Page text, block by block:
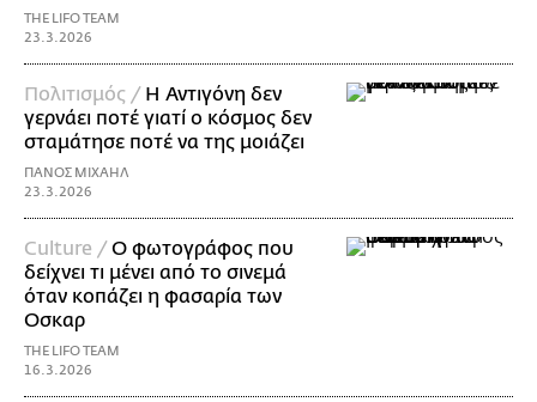
THE LIFO TEAM
23.3.2026
Πολιτισμός / Η Αντιγόνη δεν
γερνάει ποτέ γιατί ο κόσμος δεν
σταμάτησε ποτέ να της μοιάζει
ΠΑΝΟΣ ΜΙΧΑΗΛ
23.3.2026
Culture /Ο φωτογράφος που
δείχνει τι μένει από το σινεμά
όταν κοπάζει η φασαρία των
Οσκαρ
THE LIFO TEAM
16.3.2026